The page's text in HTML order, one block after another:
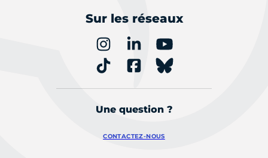
Sur les réseaux
Une question ?
CONTACTEZ-NOUS